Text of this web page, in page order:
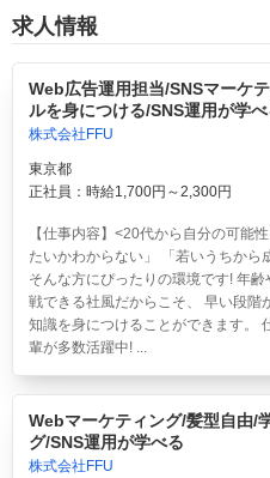
求人情報
Web広告運用担当/SNSマーケ
ルを身につける/SNS運用が学べ
株式会社FFU
東京都
正社員：時給1,700円～2,300円
【仕事内容】<20代から自分の可能
たいかわからない」 「若いうちから
そんな方にぴったりの環境です! 年
戦できる社風だからこそ、 早い段階
知識を身につけることができます。
輩が多数活躍中! ...
Webマーケティング/髪型自由/
グ/SNS運用が学べる
株式会社FFU